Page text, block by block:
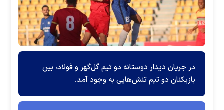
در جریان دیدار دوستانه دو تیم گل‌گهر و فولاد، بین
بازیکنان دو تیم تنش‌هایی به وجود آمد.